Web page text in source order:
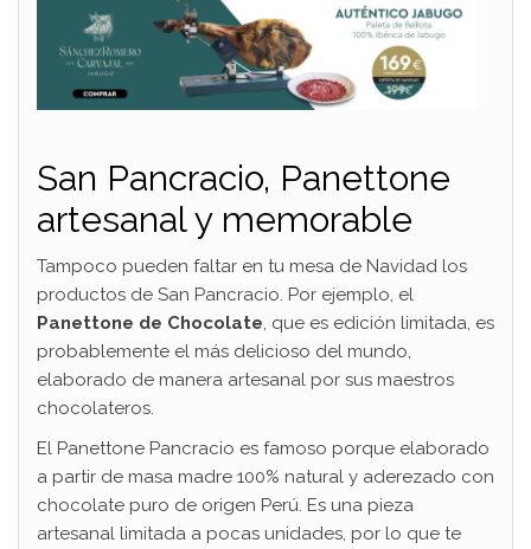
San Pancracio, Panettone
artesanal y memorable
Tampoco pueden faltar en tu mesa de Navidad los
productos de San Pancracio. Por ejemplo, el
Panettone de Chocolate, que es edición limitada, es
probablemente el más delicioso del mundo,
elaborado de manera artesanal por sus maestros
chocolateros.
El Panettone Pancracio es famoso porque elaborado
a partir de masa madre 100% natural y aderezado con
chocolate puro de origen Perú. Es una pieza
artesanal limitada a pocas unidades, por lo que te